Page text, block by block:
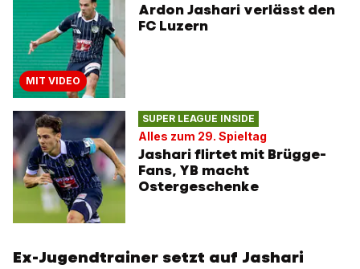
MIT VIDEO
Ardon Jashari verlässt den
FC Luzern
SUPER LEAGUE INSIDE
Alles zum 29. Spieltag
Jashari flirtet mit Brügge-
Fans, YB macht
Ostergeschenke
Ex-Jugendtrainer setzt auf Jashari